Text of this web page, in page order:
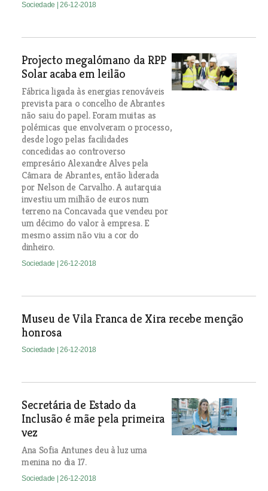
Sociedade | 26-12-2018
Projecto megalómano da RPP
Solar acaba em leilão
Fábrica ligada às energias renováveis
prevista para o concelho de Abrantes
não saiu do papel. Foram muitas as
polémicas que envolveram o processo,
desde logo pelas facilidades
concedidas ao controverso
empresário Alexandre Alves pela
Câmara de Abrantes, então liderada
por Nelson de Carvalho. A autarquia
investiu um milhão de euros num
terreno na Concavada que vendeu por
um décimo do valor à empresa. E
mesmo assim não viu a cor do
dinheiro.
Sociedade | 26-12-2018
Museu de Vila Franca de Xira recebe menção
honrosa
Sociedade | 26-12-2018
Secretária de Estado da
Inclusão é mãe pela primeira
vez
Ana Sofia Antunes deu à luz uma
menina no dia 17.
Sociedade | 26-12-2018